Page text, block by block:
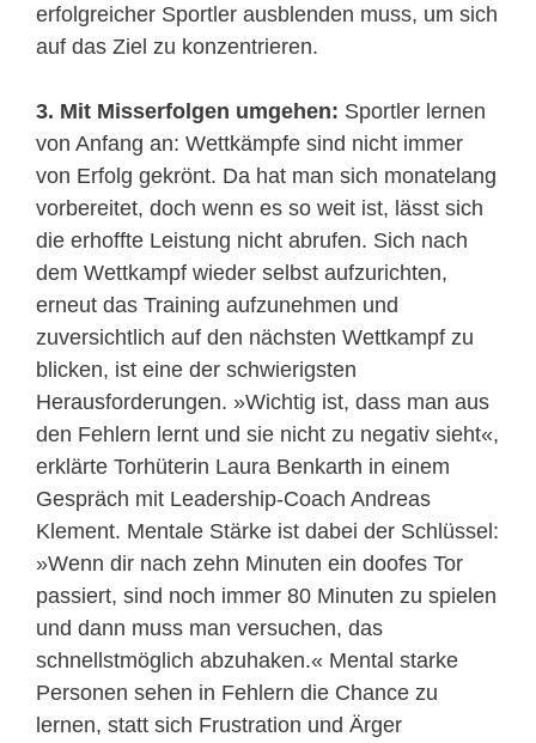
erfolgreicher Sportler ausblenden muss, um sich
auf das Ziel zu konzentrieren.
3. Mit Misserfolgen umgehen: Sportler lernen
von Anfang an: Wettkämpfe sind nicht immer
von Erfolg gekrönt. Da hat man sich monatelang
vorbereitet, doch wenn es so weit ist, lässt sich
die erhoffte Leistung nicht abrufen. Sich nach
dem Wettkampf wieder selbst aufzurichten,
erneut das Training aufzunehmen und
zuversichtlich auf den nächsten Wettkampf zu
blicken, ist eine der schwierigsten
Herausforderungen. »Wichtig ist, dass man aus
den Fehlern lernt und sie nicht zu negativ sieht«,
erklärte Torhüterin Laura Benkarth in einem
Gespräch mit Leadership-Coach Andreas
Klement. Mentale Stärke ist dabei der Schlüssel:
»Wenn dir nach zehn Minuten ein doofes Tor
passiert, sind noch immer 80 Minuten zu spielen
und dann muss man versuchen, das
schnellstmöglich abzuhaken.« Mental starke
Personen sehen in Fehlern die Chance zu
lernen, statt sich Frustration und Ärger